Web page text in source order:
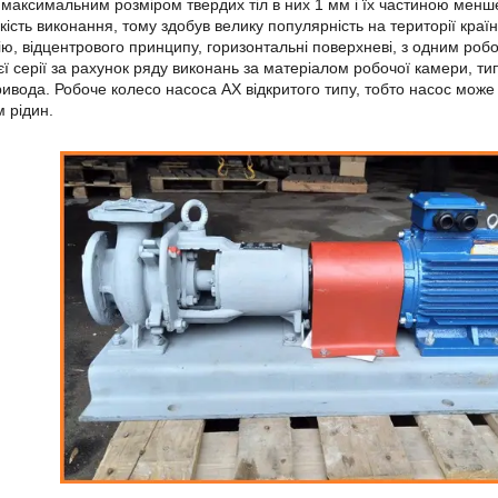
розміром твердих тіл в них 1 мм і їх частиною
виконання, тому здобув велику популярність на території
відцентрового принципу, горизонтальні поверхневі, з одним
серії за рахунок ряду виконань за матеріалом робочої камери,
Робоче колесо насоса АХ відкритого типу, тобто насос